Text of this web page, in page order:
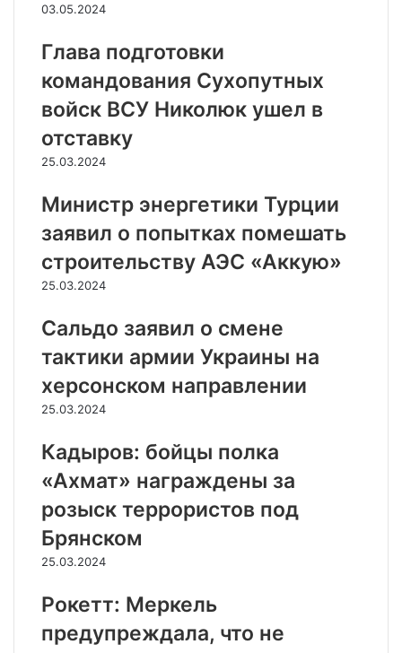
03.05.2024
Глава подготовки
командования Сухопутных
войск ВСУ Николюк ушел в
отставку
25.03.2024
Министр энергетики Турции
заявил о попытках помешать
строительству АЭС «Аккую»
25.03.2024
Сальдо заявил о смене
тактики армии Украины на
херсонском направлении
25.03.2024
Кадыров: бойцы полка
«Ахмат» награждены за
розыск террористов под
Брянском
25.03.2024
Рокетт: Меркель
предупреждала, что не